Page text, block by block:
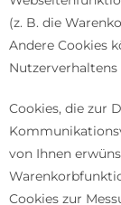
(z. B. die
Andere Cookies
Cookies, die zur
von Ihnen
Cookies zur